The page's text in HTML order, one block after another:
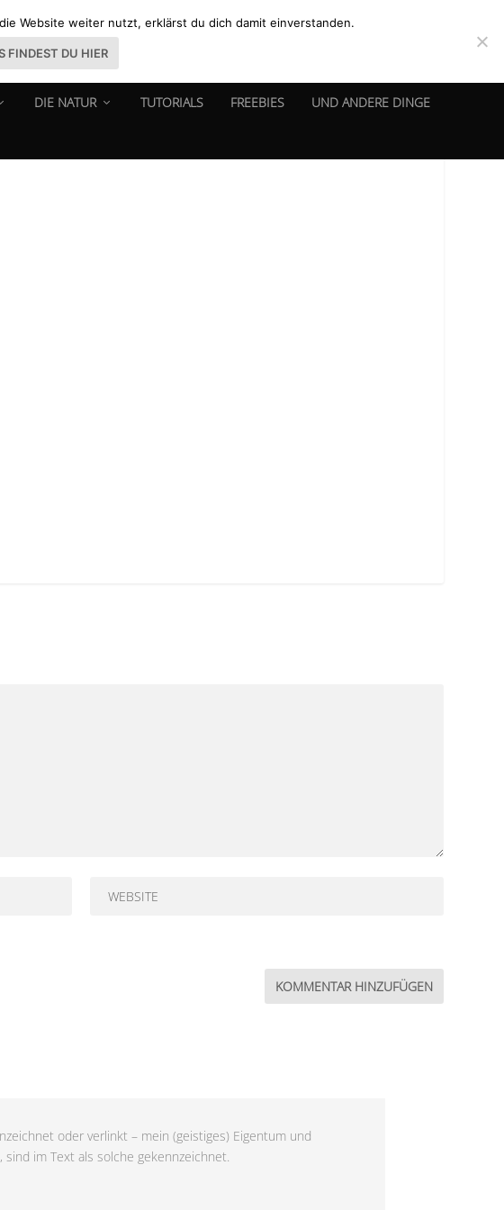
DIE NATUR TUTORIALS FREEBIES UND ANDERE DINGE
oder verlinkt – mein (geistiges) Eigentum und
im Text als solche gekennzeichnet.
Website weiter nutzt, erklärst du dich damit einverstanden.
FINDEST DU HIER